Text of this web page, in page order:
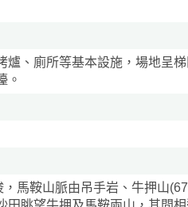
爐、廁所等基本設施，場地呈
。
馬鞍山脈由吊手岩、牛押山